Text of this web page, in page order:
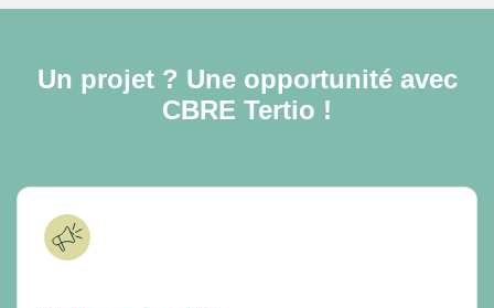
Un projet ? Une opportunité avec
CBRE Tertio !